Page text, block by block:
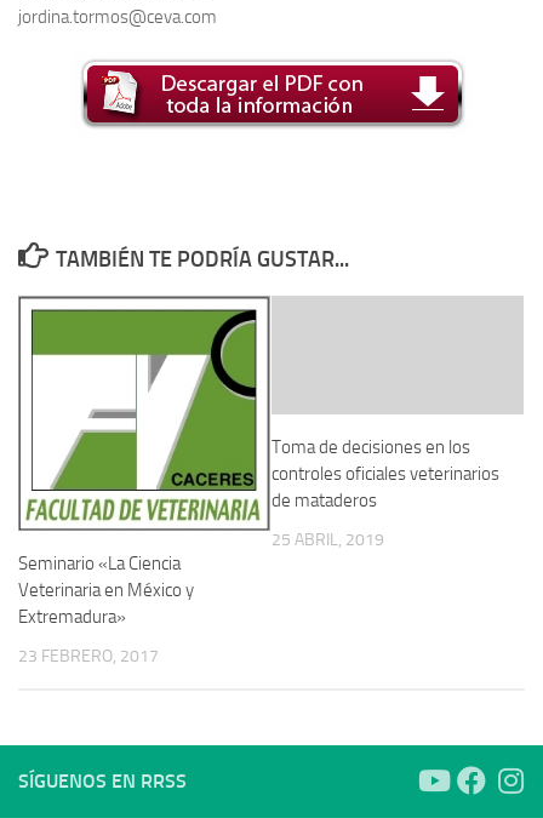
jordina.tormos@ceva.com
TAMBIÉN TE PODRÍA GUSTAR...
Seminario «La Ciencia
Veterinaria en México y
Extremadura»
23 FEBRERO, 2017
Toma de decisiones en los
controles oficiales veterinarios
de mataderos
25 ABRIL, 2019
SÍGUENOS EN RRSS